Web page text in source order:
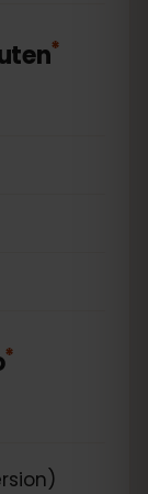
*
*